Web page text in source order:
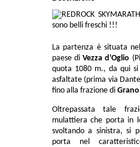
La partenza è situata
paese diVezza d'Oglio
quota 1080 m., da qui
asfaltate (prima via
fino alla frazione di Grano
Oltrepassata tale
mulattiera che porta in
svoltando a sinistra, si
porta nel